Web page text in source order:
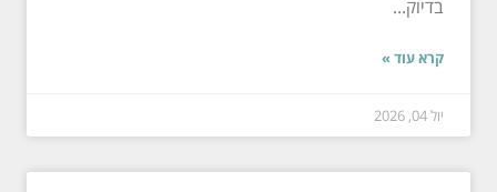
בדיוק...
קרא עוד »
יול 04, 2026